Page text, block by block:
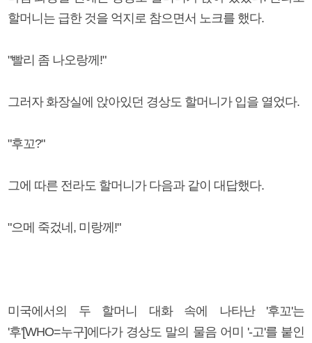
할머니는 급한 것을 억지로 참으면서 노크를 했다.
"빨리 좀 나오랑께!"
그러자 화장실에 앉아있던 경상도 할머니가 입을 열었다.
"후꼬?"
그에 따른 전라도 할머니가 다음과 같이 대답했다.
"으메 죽겄네, 미랑께!"
미국에서의 두 할머니 대화 속에 나타난 '후꼬'는
'후'[WHO=누구]에다가 경상도 말의 물음 어미 '-고'를 붙인